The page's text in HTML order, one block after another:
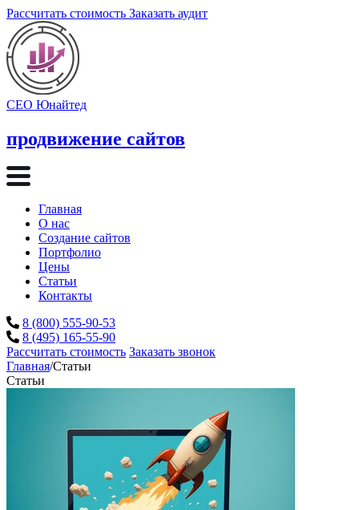
Рассчитать стоимость Заказать аудит
СЕО Юнайтед
продвижение сайтов
Главная
О нас
Создание сайтов
Портфолио
Цены
Статьи
Контакты
8 (800) 555-90-53
8 (495) 165-55-90
Рассчитать стоимость Заказать звонок
Главная/Статьи
Статьи